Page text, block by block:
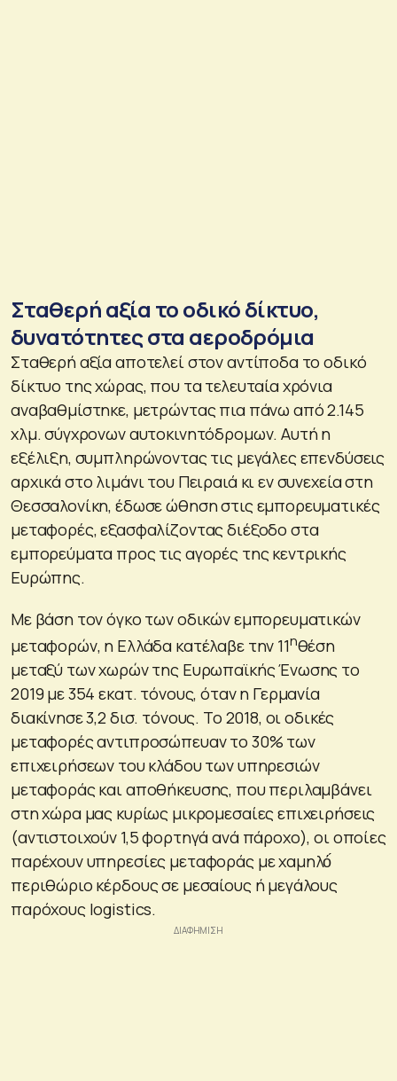
Σταθερή αξία το οδικό δίκτυο,
δυνατότητες στα αεροδρόμια
Σταθερή αξία αποτελεί στον αντίποδα το οδικό
δίκτυο της χώρας, που τα τελευταία χρόνια
αναβαθμίστηκε, μετρώντας πια πάνω από 2.145
χλμ. σύγχρονων αυτοκινητόδρομων. Αυτή η
εξέλιξη, συμπληρώνοντας τις μεγάλες επενδύσεις
αρχικά στο λιμάνι του Πειραιά κι εν συνεχεία στη
Θεσσαλονίκη, έδωσε ώθηση στις εμπορευματικές
μεταφορές, εξασφαλίζοντας διέξοδο στα
εμπορεύματα προς τις αγορές της κεντρικής
Ευρώπης.
Με βάση τον όγκο των οδικών εμπορευματικών
μεταφορών, η Ελλάδα κατέλαβε την 11ηθέση
μεταξύ των χωρών της Ευρωπαϊκής Ένωσης το
2019 με 354 εκατ. τόνους, όταν η Γερμανία
διακίνησε 3,2 δισ. τόνους. Το 2018, οι οδικές
μεταφορές αντιπροσώπευαν το 30% των
επιχειρήσεων του κλάδου των υπηρεσιών
μεταφοράς και αποθήκευσης, που περιλαμβάνει
στη χώρα μας κυρίως μικρομεσαίες επιχειρήσεις
(αντιστοιχούν 1,5 φορτηγά ανά πάροχο), οι οποίες
παρέχουν υπηρεσίες μεταφοράς με χαμηλό́
περιθώριο κέρδους σε μεσαίους ή μεγάλους
παρόχους logistics.